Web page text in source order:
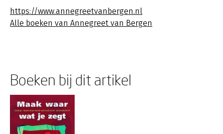
https://www.annegreetvanbergen.nl
Alle boeken van Annegreet van Bergen
Boeken bij dit artikel